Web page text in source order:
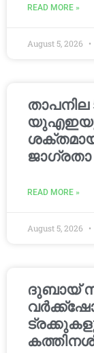
READ MORE »
August 5, 2026
താപനില
ശക്തമായ
ജാഗ്രതാ
READ MORE »
August 5, 2026
ദുബായ്